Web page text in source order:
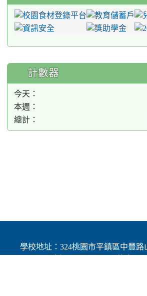
計數器
今天：
本週：
總計：
學校地址：324桃園市平鎮區中豐路